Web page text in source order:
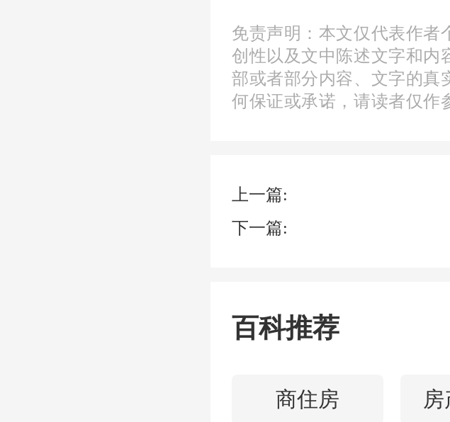
销售榜第5名，其
行业前十。2023
项目取得合同销售
团的权益金额约
城品牌销售的代
后，见证了绿城品
在1月9日的观点
免责声明：本文仅代表作者
创性以及文中陈述文字和内
部或者部分内容、文字的真
何保证或承诺，请读者仅作
上一篇:
下一篇:
百科推荐
商住房